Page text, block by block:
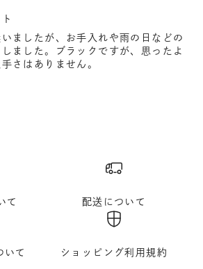
ましたが、お手入れや雨の日などの
ました。ブラックですが、思ったよ
さはありません。
て 配送について
いて ショッピング利用規約